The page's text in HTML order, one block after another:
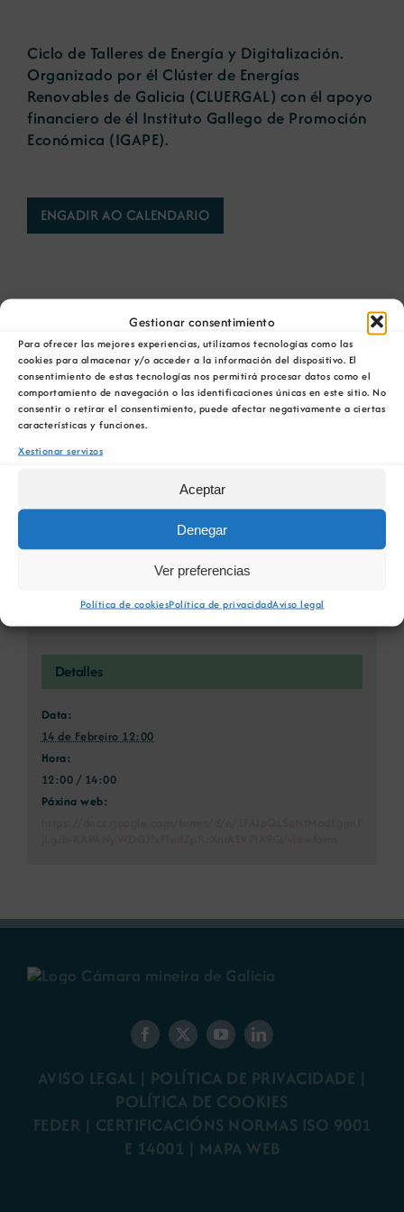
Gestionar consentimiento
Para ofrecer las mejores experiencias, utilizamos tecnologías como las
cookies para almacenar y/o acceder a la información del dispositivo. El
consentimiento de estas tecnologías nos permitirá procesar datos como el
comportamiento de navegación o las identificaciones únicas en este sitio. No
consentir o retirar el consentimiento, puede afectar negativamente a ciertas
características y funciones.
Xestionar servizos
Aceptar
Denegar
Ver preferencias
Política de cookiesPolítica de privacidadAviso legal
Novas
Portal de emprego
Ciclo de Talleres de Energía y Digitalización.
Organizado por él Clúster de Energías
Renovables de Galicia (CLUERGAL) con él apoyo
financiero de él Instituto Gallego de Promoción
Económica (IGAPE).
ENGADIR AO CALENDARIO
Comparta esta información en su red Social
favorita!
Facebook
X BlueskyRedditLinkedInWhatsApp
TelegramTumblrPinterest
ENERXIMAR 2025. II Foro de Eólica
de conclusións
Detalles
Data:
14 de Febreiro 12:00
Hora:
12:00 / 14:00
Páxina web:
AVISO LEGAL | POLÍTICA DE PRIVACIDADE |
POLÍTICA DE COOKIES
FEDER | CERTIFICACIÓNS NORMAS ISO 9001
E 14001 | MAPA WEB